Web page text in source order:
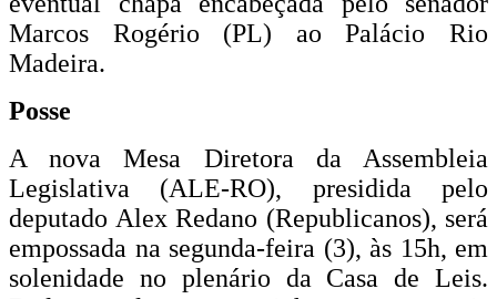
Marcos Rogério (PL) ao Palácio Rio
Madeira.
Posse
A nova Mesa Diretora da Assembleia
Legislativa (ALE-RO), presidida pelo
deputado Alex Redano (Republicanos), será
empossada na segunda-feira (3), às 15h, em
solenidade no plenário da Casa de Leis.